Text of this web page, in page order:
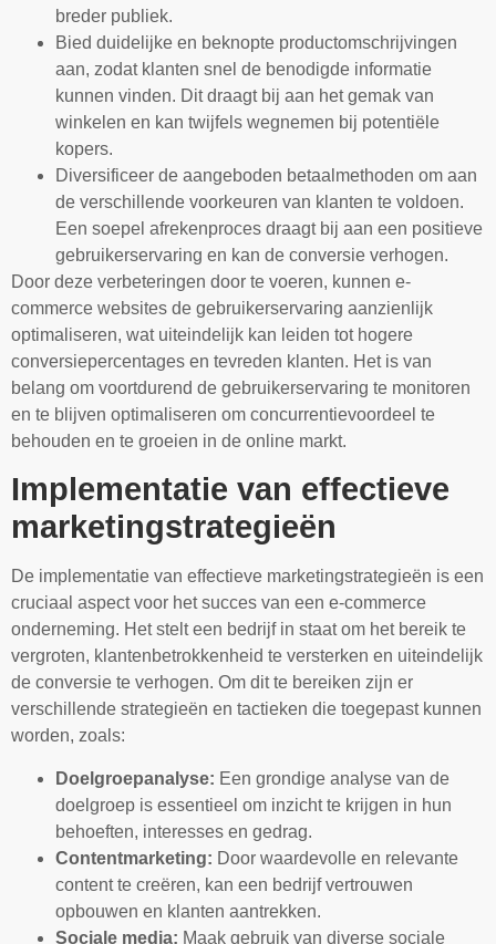
breder publiek.
Bied duidelijke en beknopte productomschrijvingen
aan, zodat klanten snel de benodigde informatie
kunnen vinden. Dit draagt bij aan het gemak van
winkelen en kan twijfels wegnemen bij potentiële
kopers.
Diversificeer de aangeboden betaalmethoden om aan
de verschillende voorkeuren van klanten te voldoen.
Een soepel afrekenproces draagt bij aan een positieve
gebruikerservaring en kan de conversie verhogen.
Door deze verbeteringen door te voeren, kunnen e-
commerce websites de gebruikerservaring aanzienlijk
optimaliseren, wat uiteindelijk kan leiden tot hogere
conversiepercentages en tevreden klanten. Het is van
belang om voortdurend de gebruikerservaring te monitoren
en te blijven optimaliseren om concurrentievoordeel te
behouden en te groeien in de online markt.
Implementatie van effectieve
marketingstrategieën
De implementatie van effectieve marketingstrategieën is een
cruciaal aspect voor het succes van een e-commerce
onderneming. Het stelt een bedrijf in staat om het bereik te
vergroten, klantenbetrokkenheid te versterken en uiteindelijk
de conversie te verhogen. Om dit te bereiken zijn er
verschillende strategieën en tactieken die toegepast kunnen
worden, zoals:
Doelgroepanalyse: Een grondige analyse van de
doelgroep is essentieel om inzicht te krijgen in hun
behoeften, interesses en gedrag.
Contentmarketing: Door waardevolle en relevante
content te creëren, kan een bedrijf vertrouwen
opbouwen en klanten aantrekken.
Sociale media: Maak gebruik van diverse sociale